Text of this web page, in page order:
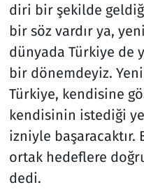
diri bir şekilde
bir söz vardır ya,
dünyada Türkiye de
bir dönemdeyiz.
Türkiye, kendisine
kendisinin istediği
izniyle
ortak hedeflere
dedi.